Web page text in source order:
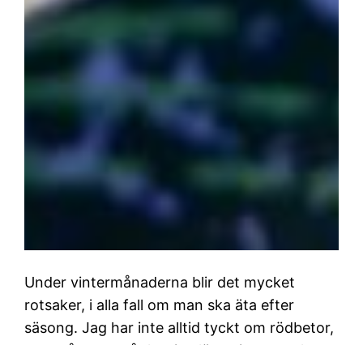
Under vintermånaderna blir det mycket
rotsaker, i alla fall om man ska äta efter
säsong. Jag har inte alltid tyckt om rödbetor,